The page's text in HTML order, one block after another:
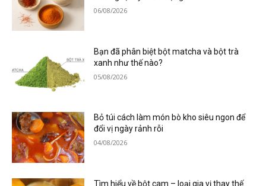
06/08/2026
Bạn đã phân biệt bột matcha và bột trà
xanh như thế nào?
05/08/2026
Bỏ túi cách làm món bò kho siêu ngon để
đổi vị ngày rảnh rỗi
04/08/2026
Tìm hiểu về bột cam – loại gia vị thay thế